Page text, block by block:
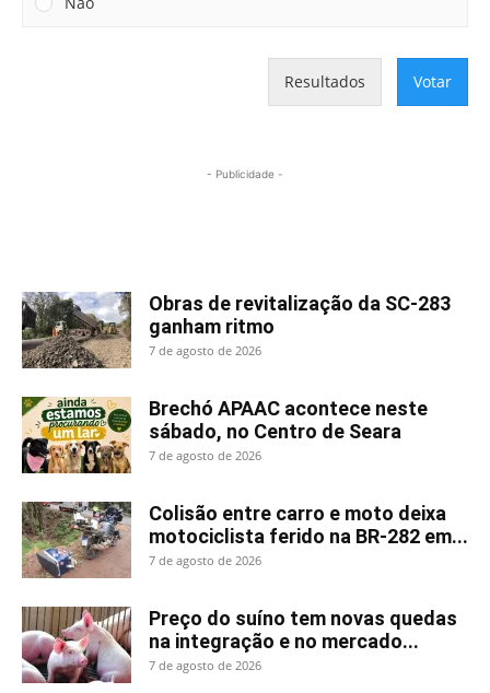
Resultados Votar
- Publicidade -
Obras de revitalização da SC-283
ganham ritmo
7 de agosto de 2026
Brechó APAAC acontece neste
sábado, no Centro de Seara
7 de agosto de 2026
Colisão entre carro e moto deixa
motociclista ferido na BR-282 em...
7 de agosto de 2026
Preço do suíno tem novas quedas
na integração e no mercado...
7 de agosto de 2026